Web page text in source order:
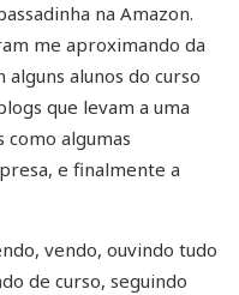
na Amazon.
me aproximando da
alguns alunos do curso
que levam a uma
como algumas
e finalmente a
vendo, ouvindo tudo
de curso, seguindo